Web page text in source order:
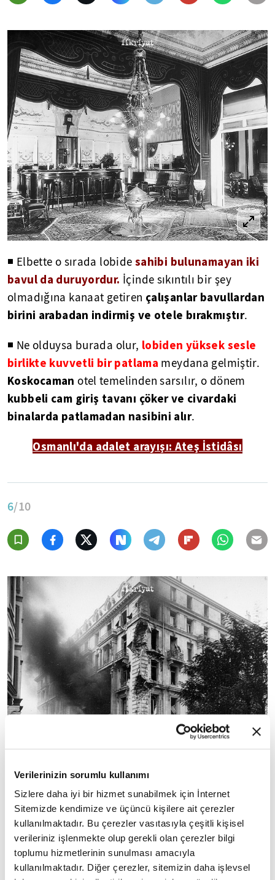
Verilerinizin sorumlu kullanımı
Sizlere daha iyi bir hizmet sunabilmek için İnternet
Sitemizde kendimize ve üçüncü kişilere ait çerezler
kullanılmaktadır. Bu çerezler vasıtasıyla çeşitli kişisel
verileriniz işlenmekte olup gerekli olan çerezler bilgi
toplumu hizmetlerinin sunulması amacıyla
kullanılmaktadır. Diğer çerezler, sitemizin daha işlevsel
◾ Elbette o sırada lobide sahibi bulunamayan iki
bavul da duruyordur. İçinde sıkıntılı bir şey
olmadığına kanaat getiren çalışanlar bavullardan
birini arabadan indirmiş ve otele bırakmıştır.
◾ Ne olduysa burada olur, lobiden yüksek sesle
birlikte kuvvetli bir patlama meydana gelmiştir.
Koskocaman otel temelinden sarsılır, o dönem
kubbeli cam giriş tavanı çöker ve civardaki
binalarda patlamadan nasibini alır.
Osmanlı'da adalet arayışı: Ateş İstidâsı
6/10
◾ Kısa sürede bunun çalışanlardan biri olanDavid
Bethel'in getirdiği bavuldan ötürü meydana
geldiği anlaşılır. Trende sahibi bulunamayan
bavullardan biri ise ortada yoktur. Kısa sürede bu